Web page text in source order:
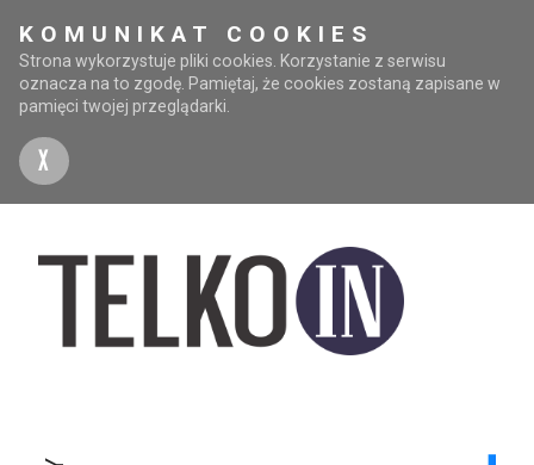
KOMUNIKAT COOKIES
Strona wykorzystuje pliki cookies. Korzystanie z serwisu
oznacza na to zgodę. Pamiętaj, że cookies zostaną zapisane w
pamięci twojej przeglądarki.
X